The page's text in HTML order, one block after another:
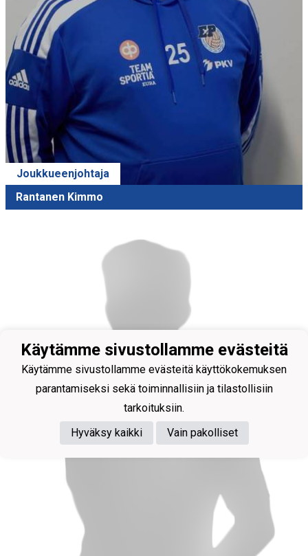
Joukkueenjohtaja
Rantanen Kimmo
Käytämme sivustollamme evästeitä
Käytämme sivustollamme evästeitä käyttökokemuksen
parantamiseksi sekä toiminnallisiin ja tilastollisiin
tarkoituksiin.
Hyväksy kaikki
Vain pakolliset